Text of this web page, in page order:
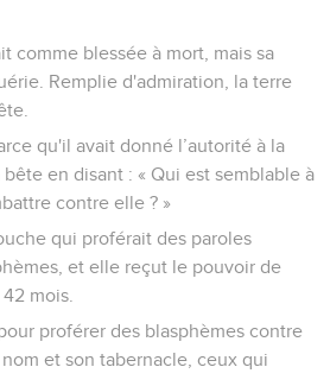
comme blessée à mort, mais sa
Remplie d'admiration, la terre
qu'il avait donné l’autorité à la
en disant : « Qui est semblable à
contre elle ? »
qui proférait des paroles
et elle reçut le pouvoir de
mois.
proférer des blasphèmes contre
et son tabernacle, ceux qui